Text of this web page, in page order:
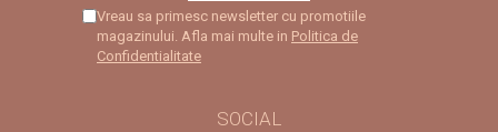
Vreau sa primesc newsletter cu promotiile
magazinului. Afla mai multe in Politica de
Confidentialitate
SOCIAL